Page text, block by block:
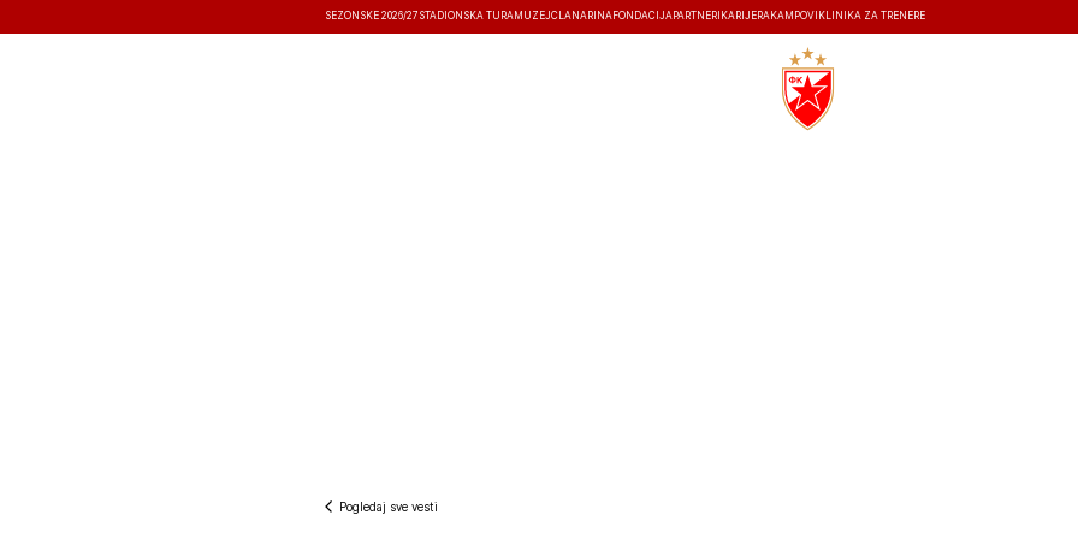
SEZONSKE 2026/27 STADIONSKA TURA MUZEJČLANARINA FONDACIJA PARTNERI KARIJERA KAMPOVI KLINIKA ZA TRENERE
Pogledaj sve vesti